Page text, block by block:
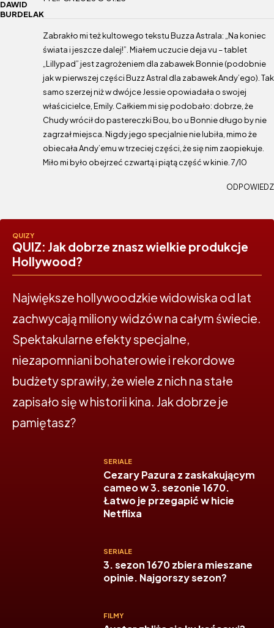
DAWID
BURDELAK
Zabrakło mi też kultowego tekstu Buzza Astrala: „Na koniec
świata i jeszcze dalej!”. Miałem uczucie deja vu – tablet
„Lillypad” jest zagrożeniem dla zabawek Bonnie (podobnie
jak w pierwszej części Buzz Astral dla zabawek Andy’ego). Tak
samo szerzej niż w dwójce Jessie opowiadała o swojej
właścicielce, Emily. Całkiem mi się podobało: dobrze, że
Chudy wrócił do pastereczki Bou, bo u Bonnie długo by nie
zagrzał miejsca. Nigdy jego specjalnie nie lubiła, mimo że
obiecała Andy’emu w trzeciej części, że się nim zaopiekuje.
Miło mi było obejrzeć czwartą i piątą część w kinie. 7/10
ODPOWIEDZ
QUIZY
QUIZ: Jak dobrze znasz wielkie produkcje
Hollywood?
Największe hollywoodzkie widowiska od lat
zachwycają miliony widzów na całym świecie.
Spektakularne efekty specjalne,
niezapomniani bohaterowie i rekordowe
budżety sprawiły, że wiele z nich na stałe
zapisało się w historii kina. Jak dobrze je
pamiętasz?
SERIALE
Cezary Pazura z zaskakującym
cameo w 3. sezonie 1670.
Łatwo je przegapić w hicie
Netflixa
SERIALE
3. sezon 1670 zbiera mieszane
opinie. Najgorszy sezon?
FILMY